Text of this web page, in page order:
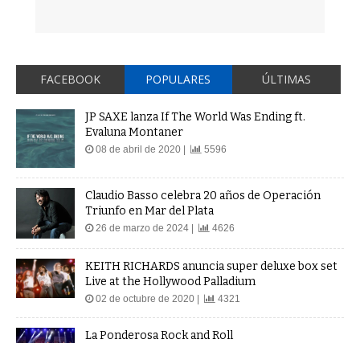
FACEBOOK POPULARES ÚLTIMAS
JP SAXE lanza If The World Was Ending ft.
Evaluna Montaner
08 de abril de 2020 | 5596
Claudio Basso celebra 20 años de Operación
Triunfo en Mar del Plata
26 de marzo de 2024 | 4626
KEITH RICHARDS anuncia super deluxe box set
Live at the Hollywood Palladium
02 de octubre de 2020 | 4321
La Ponderosa Rock and Roll